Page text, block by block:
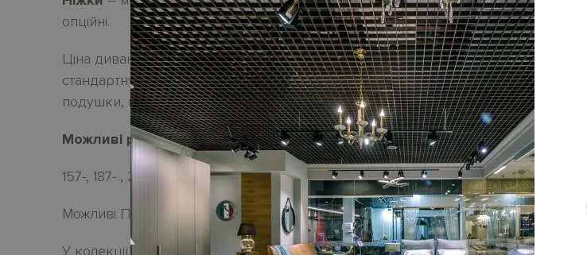
опційні.
Ціна диванаBACIOна сайті – упочатковій категорії тканини.У
стандартну комплектаціюм’яких меблів не входять декоративні
подушки, ціну наякі треба обчислювати додатково.
Можливі розміри:
157-, 187- , 217 і 247 см | глибина 116 см | висота H83 см.
Можливі П-подібні і кутові композиції з елементів.
У колекції є пуф.